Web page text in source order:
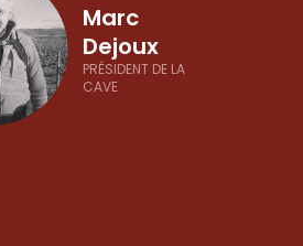
Marc
Dejoux
PRÉSIDENT DE LA
CAVE